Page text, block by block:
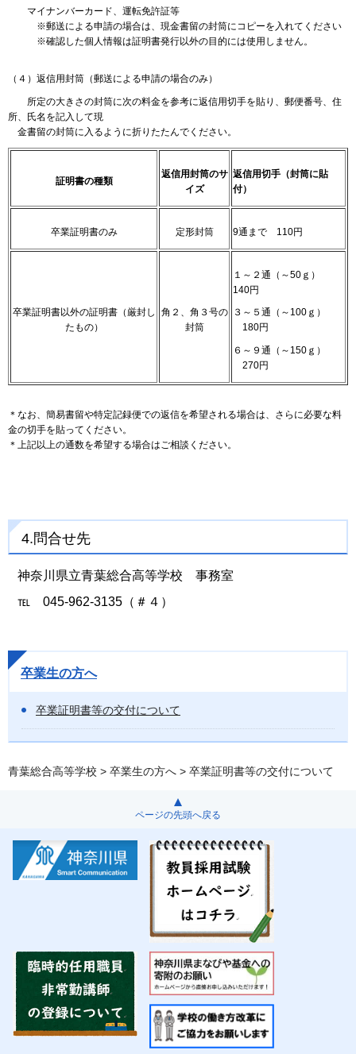
マイナンバーカード、運転免許証等
※郵送による申請の場合は、現金書留の封筒にコピーを入れてください
※確認した個人情報は証明書発行以外の目的には使用しません。
（４）返信用封筒（郵送による申請の場合のみ）
所定の大きさの封筒に次の料金を参考に返信用切手を貼り、郵便番号、住
所、氏名を記入して現
金書留の封筒に入るように折りたたんでください。
証明書の種類
返信用封筒のサ
イズ
返信用切手（封筒に貼
付）
卒業証明書のみ 定形封筒 9通まで 110円
卒業証明書以外の証明書（厳封し
たもの）
角２、角３号の
封筒
１～２通（～50ｇ）
140円
３～５通（～100ｇ）
180円
６～９通（～150ｇ）
270円
＊なお、簡易書留や特定記録便での返信を希望される場合は、さらに必要な料
金の切手を貼ってください。
＊上記以上の通数を希望する場合はご相談ください。
4.問合せ先
神奈川県立青葉総合高等学校 事務室
℡ 045-962-3135（＃４）
卒業生の方へ
卒業証明書等の交付について
青葉総合高等学校 > 卒業生の方へ > 卒業証明書等の交付について
ページの先頭へ戻る